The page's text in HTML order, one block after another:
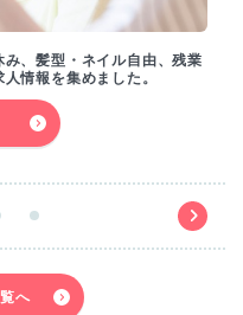
、髪型・ネイル自由、残業
情報を集めました。
へ